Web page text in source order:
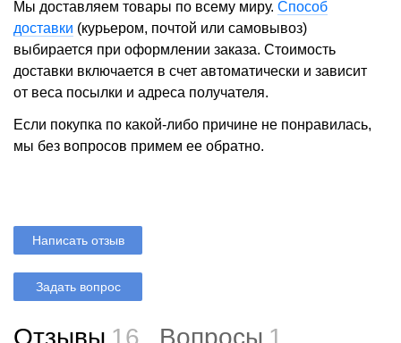
Мы доставляем товары по всему миру. Способ
доставки (курьером, почтой или самовывоз)
выбирается при оформлении заказа. Стоимость
доставки включается в счет автоматически и зависит
от веса посылки и адреса получателя.
Если покупка по какой-либо причине не понравилась,
мы без вопросов примем ее обратно.
Написать отзыв
Задать вопрос
Отзывы 16 Вопросы 1